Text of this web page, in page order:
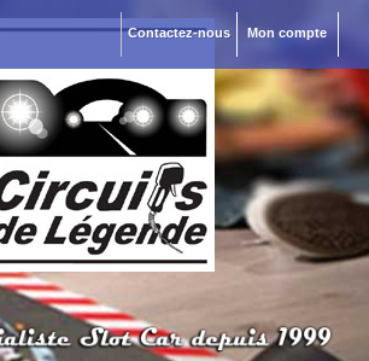
Mon compte
Contactez-nous